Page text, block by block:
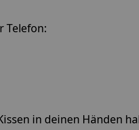
Telefon:
in deinen Händen